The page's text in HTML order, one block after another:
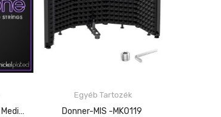
Cleartone Basszushúr Medium – 45-105 CT-6445
Egyéb Tartozék
Donner-MIS -MK0119
KOSÁRBA TESZEM